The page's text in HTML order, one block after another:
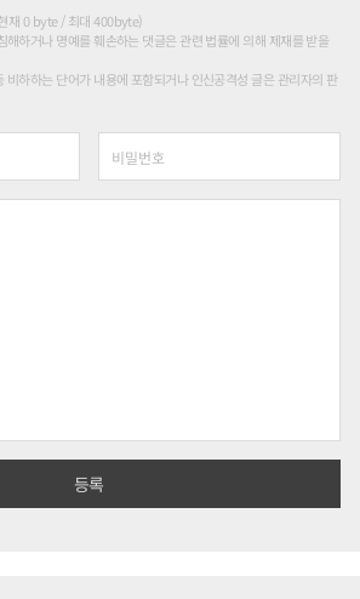
재 0 byte / 최대 400byte)
해하거나 명예를 훼손하는 댓글은 관련 법률에 의해 제재를 받을
비하하는 단어가 내용에 포함되거나 인신공격성 글은 관리자의 판